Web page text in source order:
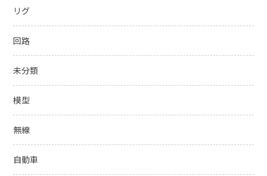
リグ
回路
未分類
模型
無線
自動車